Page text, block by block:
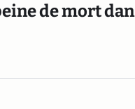
de mort